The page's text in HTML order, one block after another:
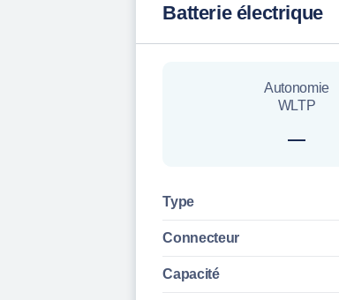
Batterie électrique
Autonomie
WLTP
—
Type
Connecteur
Capacité